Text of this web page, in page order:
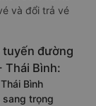
và đổi trả vé
tuyến đường
Thái Bình:
Bình
sang trọng